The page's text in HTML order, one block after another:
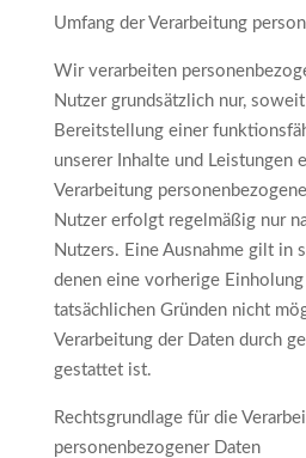
Umfang der Verarbeitung
Wir verarbeiten
Nutzer grundsätzlich nur,
Bereitstellung einer
unserer Inhalte und Leistungen
Verarbeitung
Nutzer erfolgt regelmäßig nur
Nutzers. Eine Ausnahme gilt in
denen eine vorherige
tatsächlichen Gründen nicht
Verarbeitung der Daten durch
gestattet ist.
Rechtsgrundlage für die
personenbezogener Daten